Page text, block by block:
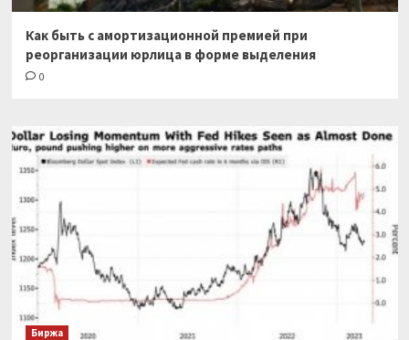
Как быть с амортизационной премией при
реорганизации юрлица в форме выделения
0
Биржа